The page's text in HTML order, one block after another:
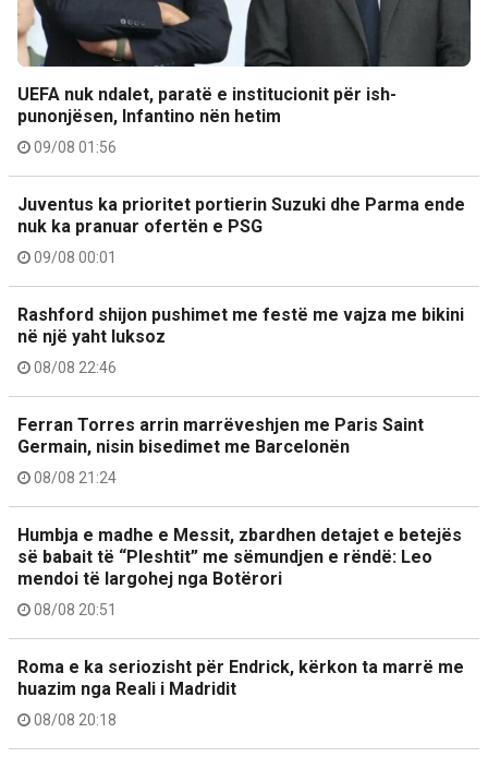
UEFA nuk ndalet, paratë e institucionit për ish-
punonjësen, Infantino nën hetim
09/08 01:56
Juventus ka prioritet portierin Suzuki dhe Parma ende
nuk ka pranuar ofertën e PSG
09/08 00:01
Rashford shijon pushimet me festë me vajza me bikini
në një yaht luksoz
08/08 22:46
Ferran Torres arrin marrëveshjen me Paris Saint
Germain, nisin bisedimet me Barcelonën
08/08 21:24
Humbja e madhe e Messit, zbardhen detajet e betejës
së babait të “Pleshtit” me sëmundjen e rëndë: Leo
mendoi të largohej nga Botërori
08/08 20:51
Roma e ka seriozisht për Endrick, kërkon ta marrë me
huazim nga Reali i Madridit
08/08 20:18